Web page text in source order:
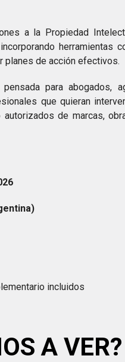
a la Propiedad
herramientas
planes de acción efectivos.
pensada para abogados,
que quieran
de marcas,
incluidos
A VER?